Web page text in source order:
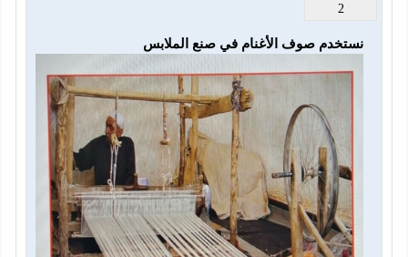
2
نستخدم صوف الأغنام في صنع الملابس